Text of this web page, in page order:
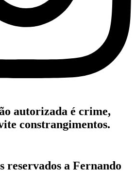
autorizada é crime,
constrangimentos.
reservados a Fernando